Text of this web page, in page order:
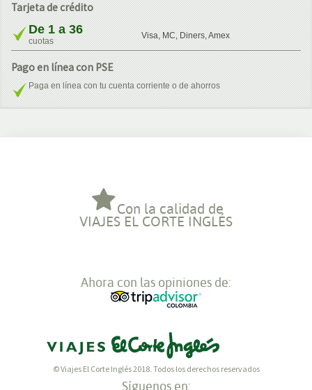
Tarjeta de crédito
De 1 a 36
cuotas
Visa, MC, Diners, Amex
Pago en línea con PSE
Paga en línea con tu cuenta corriente o de ahorros
Con la calidad de
VIAJES EL CORTE INGLÉS
Ahora con las opiniones de:
© Viajes El Corte Inglés 2018. Todos los derechos reservados
Síguenos en: